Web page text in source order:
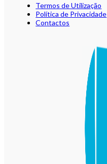
Termos de Utilização
Política de Privacidade
Contactos